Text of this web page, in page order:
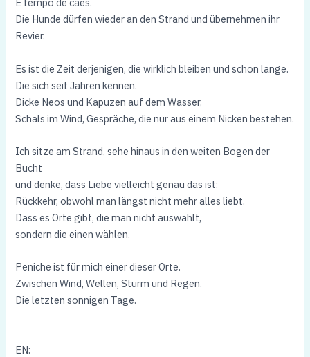
Die Hunde dürfen wieder an den Strand und übernehmen ihr
Revier.
Es ist die Zeit derjenigen, die wirklich bleiben und schon lange.
Die sich seit Jahren kennen.
Dicke Neos und Kapuzen auf dem Wasser,
Schals im Wind, Gespräche, die nur aus einem Nicken bestehen.
Ich sitze am Strand, sehe hinaus in den weiten Bogen der
Bucht
und denke, dass Liebe vielleicht genau das ist:
Rückkehr, obwohl man längst nicht mehr alles liebt.
Dass es Orte gibt, die man nicht auswählt,
sondern die einen wählen.
Peniche ist für mich einer dieser Orte.
Zwischen Wind, Wellen, Sturm und Regen.
Die letzten sonnigen Tage.
EN: